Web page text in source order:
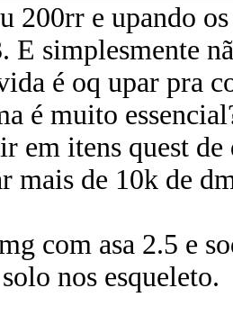
200rr e upando
E simplesmente
é oq upar pra
é muito
em itens quest
mais de 10k de
com asa 2.5 e
nos esqueleto.